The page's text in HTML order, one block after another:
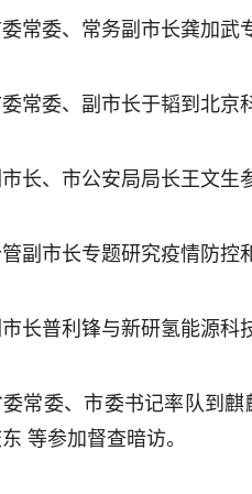
常委、常务副市长龚加
常委、副市长于韬到北
长、市公安局局长王文生
副市长专题研究疫情防控
长普利锋与新研氢能源科
委常委、市委书记率队到
等参加督查暗访。